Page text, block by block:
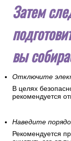
Затем
вы
Отключите
В целях
рекомендуется
Наведите
Рекомендуется